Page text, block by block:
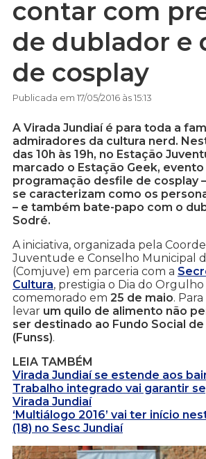
contar com
de dublador e
de cosplay
Publicada em 17/05/2016 às 15:13
A Virada Jundiaí é para toda a
admiradores da cultura nerd.
das 10h às 19h, no Estação
marcado o Estação Geek,
programação desfile de cosplay
se caracterizam como os
– e também bate-papo com o
Sodré.
A iniciativa, organizada pela
Juventude e Conselho Municipal
(Comjuve) em parceria com a
Cultura, prestigia o Dia do
comemorado em 25 de maio.
levar um quilo de alimento não
ser destinado ao Fundo Social
(Funss).
LEIA TAMBÉM
Virada Jundiaí se estende aos
Trabalho integrado vai garantir
Virada Jundiaí
‘Multiálogo 2016’ vai ter início
(18) no Sesc Jundiaí